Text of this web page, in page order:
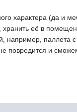
характера (да и
хранить её в
например, паллета
повредится и